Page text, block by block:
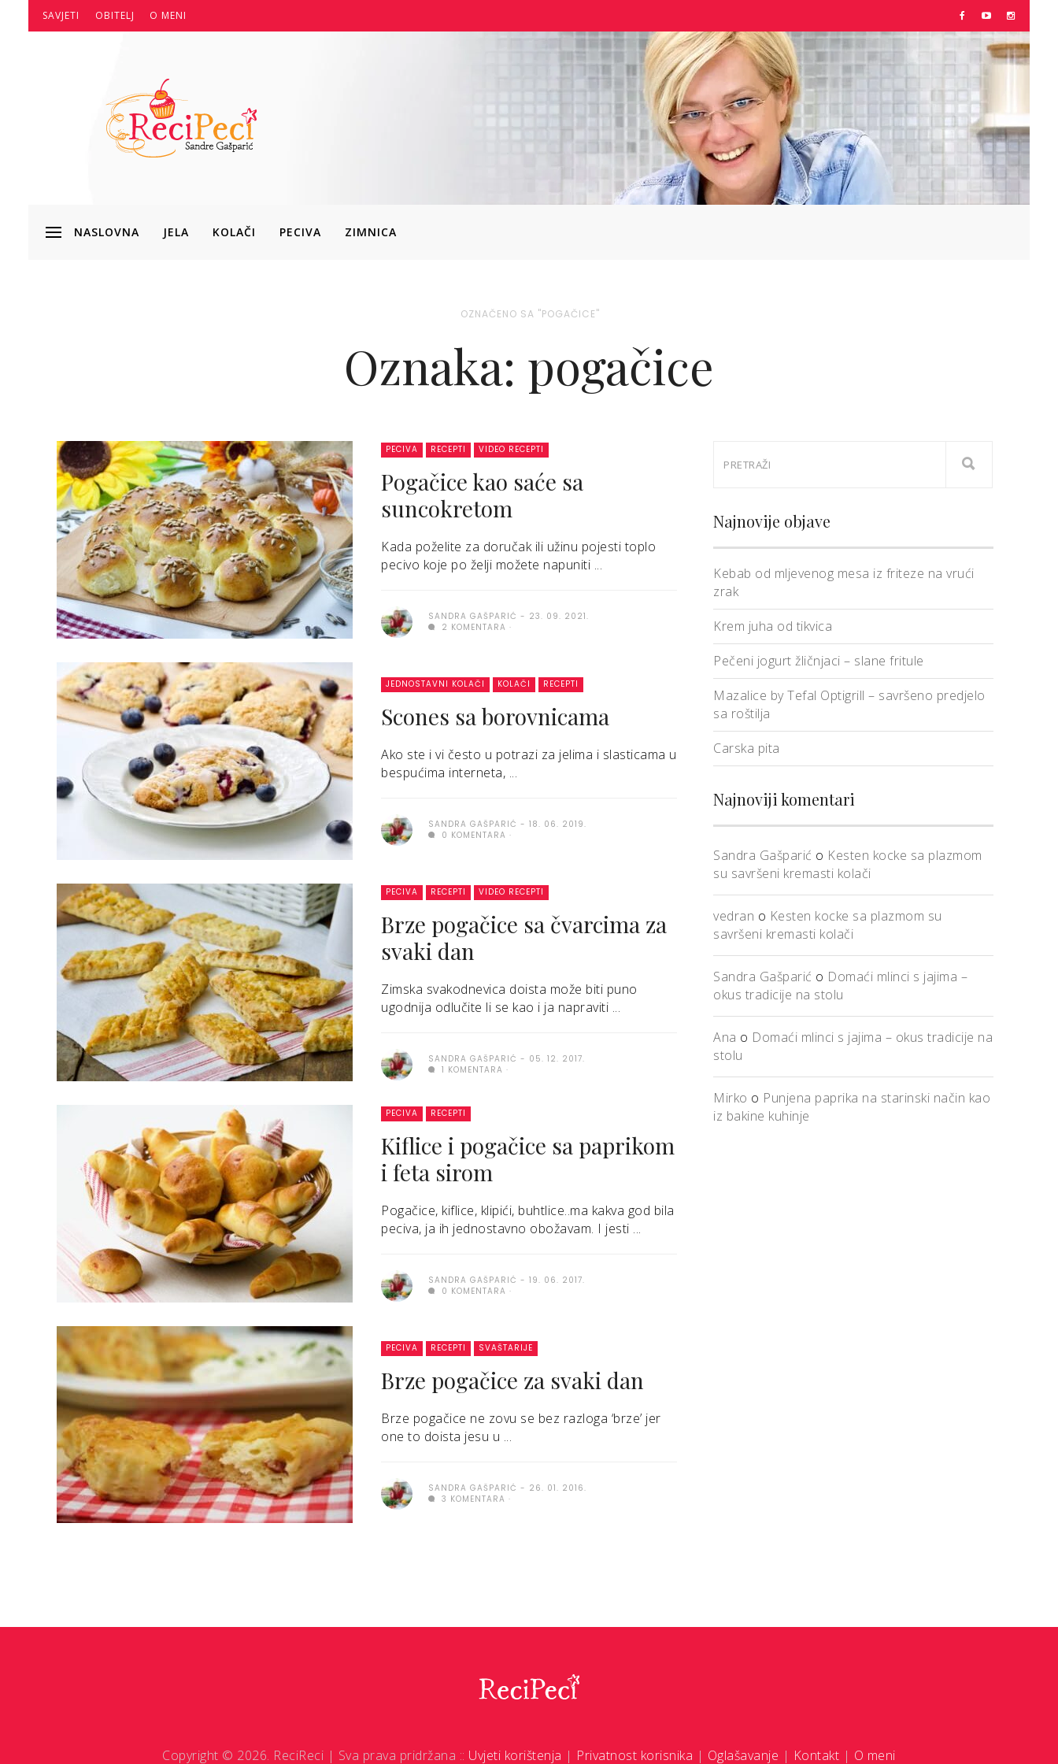
SAVJETI OBITELJ O MENI
NASLOVNA JELA KOLAČI PECIVA ZIMNICA
OZNAČENO SA "POGAČICE"
Oznaka: pogačice
PECIVA RECEPTI VIDEO RECEPTI
Pogačice kao saće sa
suncokretom
Kada poželite za doručak ili užinu pojesti toplo
pecivo koje po želji možete napuniti ...
SANDRA GAŠPARIĆ
23. 09. 2021.
2 KOMENTARA
JEDNOSTAVNI KOLAČI KOLAČI RECEPTI
Scones sa borovnicama
Ako ste i vi često u potrazi za jelima i slasticama u
bespućima interneta, ...
SANDRA GAŠPARIĆ
18. 06. 2019.
0 KOMENTARA
PECIVA RECEPTI VIDEO RECEPTI
Brze pogačice sa čvarcima za
svaki dan
Zimska svakodnevica doista može biti puno
ugodnija odlučite li se kao i ja napraviti ...
SANDRA GAŠPARIĆ
05. 12. 2017.
1 KOMENTARA
PECIVA RECEPTI
Kiflice i pogačice sa paprikom
i feta sirom
Pogačice, kiflice, klipići, buhtlice..ma kakva god bila
peciva, ja ih jednostavno obožavam. I jesti ...
SANDRA GAŠPARIĆ
19. 06. 2017.
0 KOMENTARA
PECIVA RECEPTI SVAŠTARIJE
Brze pogačice za svaki dan
Brze pogačice ne zovu se bez razloga ‘brze’ jer
one to doista jesu u ...
SANDRA GAŠPARIĆ
26. 01. 2016.
3 KOMENTARA
Najnovije objave
Kebab od mljevenog mesa iz friteze na vrući
zrak
Krem juha od tikvica
Pečeni jogurt žličnjaci – slane fritule
Mazalice by Tefal Optigrill – savršeno predjelo
sa roštilja
Carska pita
Najnoviji komentari
Sandra Gašparić o Kesten kocke sa plazmom
su savršeni kremasti kolači
vedran o Kesten kocke sa plazmom su
savršeni kremasti kolači
Sandra Gašparić o Domaći mlinci s jajima –
okus tradicije na stolu
Ana o Domaći mlinci s jajima – okus tradicije na
stolu
Mirko o Punjena paprika na starinski način kao
iz bakine kuhinje
Copyright © 2026. ReciReci | Sva prava pridržana :: Uvjeti korištenja | Privatnost korisnika | Oglašavanje | Kontakt | O meni